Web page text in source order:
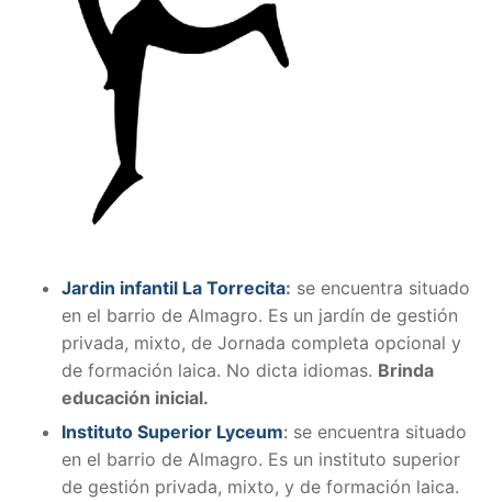
Jardin infantil La Torrecita: se encuentra situado
en el barrio de Almagro. Es un jardín de gestión
privada, mixto, de Jornada completa opcional y
de formación laica. No dicta idiomas. Brinda
educación inicial.
Instituto Superior Lyceum: se encuentra situado
en el barrio de Almagro. Es un instituto superior
de gestión privada, mixto, y de formación laica.